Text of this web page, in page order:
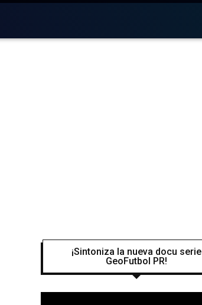
¡Sintoniza la nueva docu serie
GeoFutbol PR!